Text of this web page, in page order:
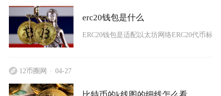
erc20钱包是什么
ERC20钱包是适配以太坊网络ERC20代币标
12币圈网 04-27